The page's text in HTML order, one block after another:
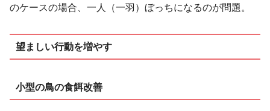
のケースの場合、一人（一羽）ぼっちになるのが問題。
望ましい行動を増やす
小型の鳥の食餌改善